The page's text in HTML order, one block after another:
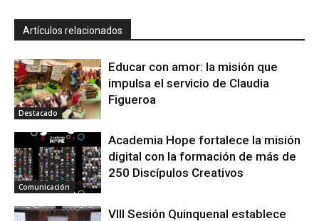
Artículos relacionados
Destacado
Educar con amor: la misión que
impulsa el servicio de Claudia
Figueroa
Comunicación
Academia Hope fortalece la misión
digital con la formación de más de
250 Discípulos Creativos
VIII Sesión Quinquenal establece